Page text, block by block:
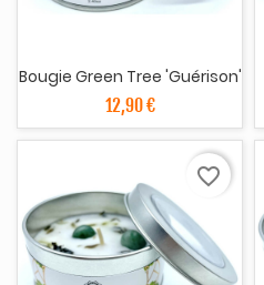
Bougie Green Tree 'Guérison'
12,90 €
favorite_border